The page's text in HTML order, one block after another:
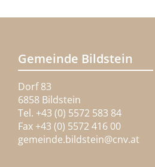
Gemeinde Bildstein
Dorf 83
6858 Bildstein
Tel. +43 (0) 5572 583 84
Fax +43 (0) 5572 416 00
gemeinde.bildstein@cnv.at